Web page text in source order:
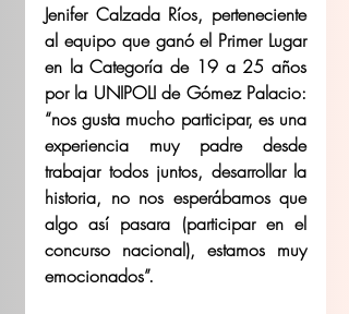
Jenifer Calzada Ríos, perteneciente
al equipo que ganó el Primer Lugar
en la Categoría de 19 a 25 años
por la UNIPOLI de Gómez Palacio:
“nos gusta mucho participar, es una
experiencia muy padre desde
trabajar todos juntos, desarrollar la
historia, no nos esperábamos que
algo así pasara (participar en el
concurso nacional), estamos muy
emocionados”.